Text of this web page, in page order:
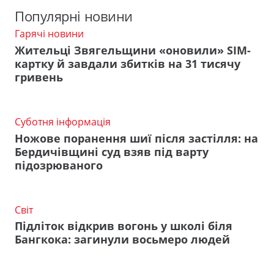
Популярні новини
Гарячі новини
Жительці Звягельщини «оновили» SIM-
картку й завдали збитків на 31 тисячу
гривень
Суботня інформація
Ножове поранення шиї після застілля: на
Бердичівщині суд взяв під варту
підозрюваного
Світ
Підліток відкрив вогонь у школі біля
Бангкока: загинули восьмеро людей